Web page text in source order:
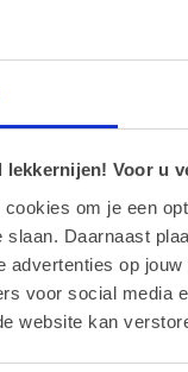
lekkernijen! Voor u
om je een
slaan. Daarnaast
advertenties op
voor social media
website kan
plaats, bij
notenallergie?
in een omgeving
Pis figuurtjes